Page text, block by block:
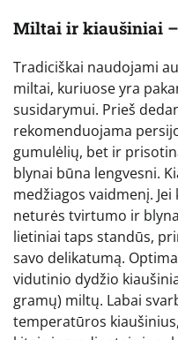
Miltai ir kiaušiniai
Tradiciškai naudojami
miltai, kuriuose yra
susidarymui. Prieš
rekomenduojama
gumulėlių, bet ir
blynai būna lengvesni.
medžiagos vaidmenį.
neturės tvirtumo ir
lietiniai taps standūs,
savo delikatumą.
vidutinio dydžio
gramų) miltų. Labai
temperatūros